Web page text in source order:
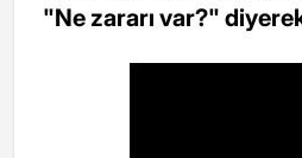
"Ne zararı var?"